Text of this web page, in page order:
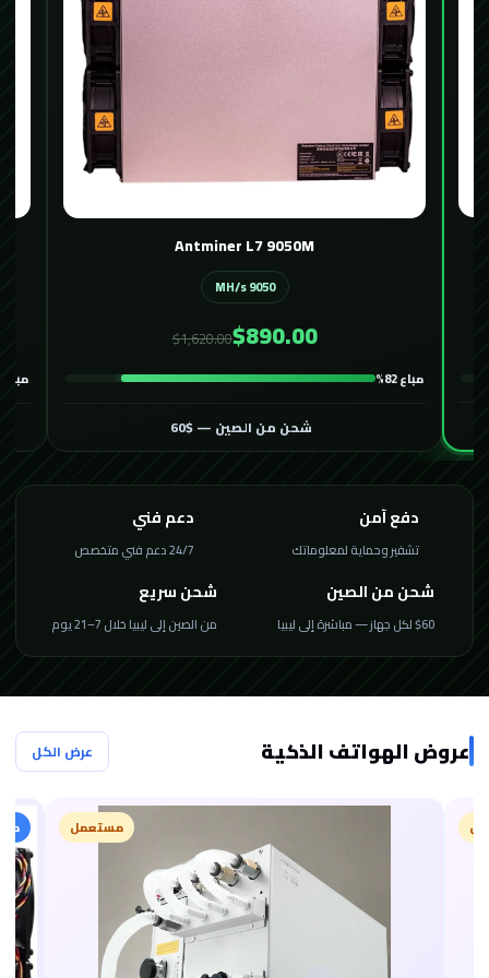
Avalon 1466 116T
116 TH/s
$400.00
$600.00
مباع 86%
شحن من الصين — $60
مباع 82%
دفع آمن
تشفير وحماية لمعلوماتك
دعم فني
24/7 دعم فني متخصص
شحن من الصين
$60 لكل جهاز — مباشرة إلى ليبيا
شحن سريع
من الصين إلى ليبيا خلال 7–21 يوم
عروض الهواتف الذكية عرض الكل
مستعمل